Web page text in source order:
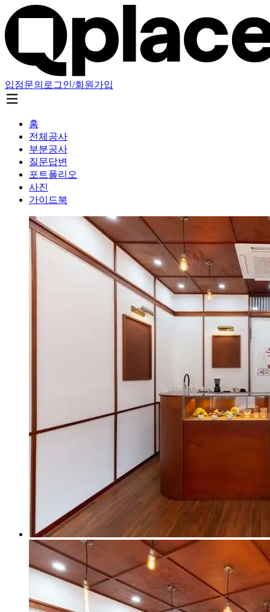
입점문의 로그인/회원가입
홈
전체공사
부분공사
질문답변
포트폴리오
사진
가이드북